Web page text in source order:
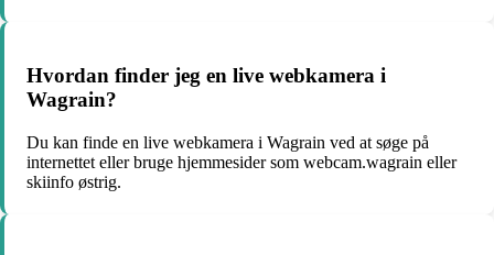
Hvordan finder jeg en live webkamera i
Wagrain?
Du kan finde en live webkamera i Wagrain ved at søge på
internettet eller bruge hjemmesider som webcam.wagrain eller
skiinfo østrig.